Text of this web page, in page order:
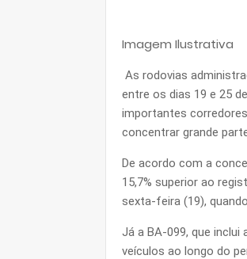
Imagem Ilustrativa
As rodovias
entre os dias 19 e 25
importantes
concentrar grande
De acordo com a
15,7% superior ao
sexta-feira (19),
Já a BA-099, que inclui
veículos ao longo do